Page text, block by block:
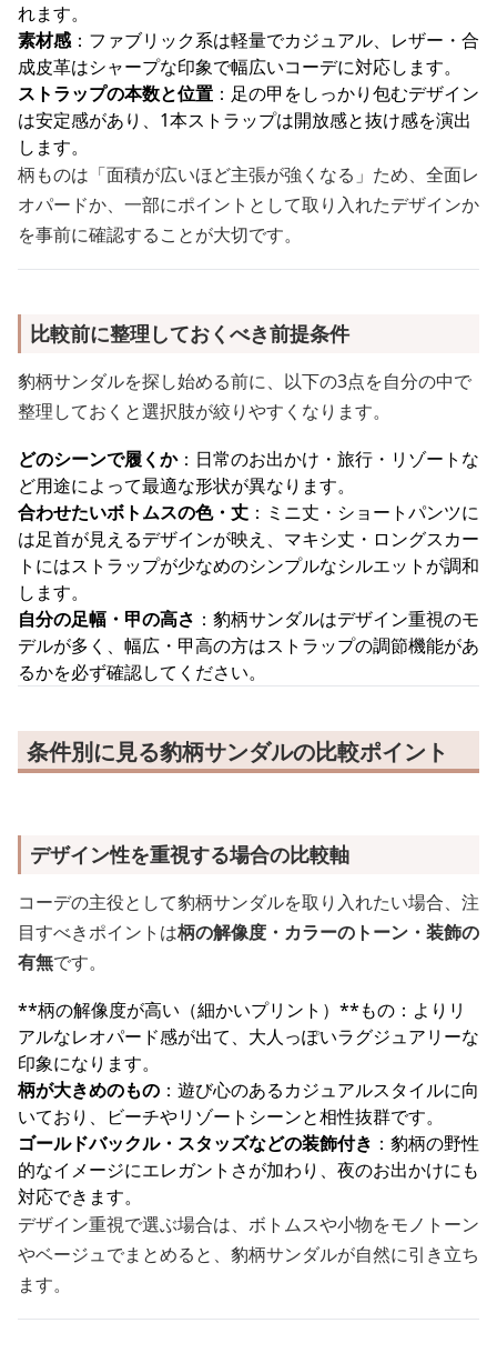
れます。
素材感：ファブリック系は軽量でカジュアル、レザー・合
成皮革はシャープな印象で幅広いコーデに対応します。
ストラップの本数と位置 ：足の甲をしっかり包むデザイン
は安定感があり、1本ストラップは開放感と抜け感を演出
します。
柄ものは「面積が広いほど主張が強くなる」ため、全面レ
オパードか、一部にポイントとして取り入れたデザインか
を事前に確認することが大切です。
比較前に整理しておくべき前提条件
豹柄サンダルを探し始める前に、以下の3点を自分の中で
整理しておくと選択肢が絞りやすくなります。
どのシーンで履くか：日常のお出かけ・旅行・リゾートな
ど用途によって最適な形状が異なります。
合わせたいボトムスの色・丈 ：ミニ丈・ショートパンツに
は足首が見えるデザインが映え、マキシ丈・ロングスカー
トにはストラップが少なめのシンプルなシルエットが調和
します。
自分の足幅・甲の高さ ：豹柄サンダルはデザイン重視のモ
デルが多く、幅広・甲高の方はストラップの調節機能があ
るかを必ず確認してください。
条件別に見る豹柄サンダルの比較ポイント
デザイン性を重視する場合の比較軸
コーデの主役として豹柄サンダルを取り入れたい場合、注
目すべきポイントは柄の解像度・カラーのトーン・装飾の
有無です。
**柄の解像度が高い（細かいプリント）**もの：よりリ
アルなレオパード感が出て、大人っぽいラグジュアリーな
印象になります。
柄が大きめのもの ：遊び心のあるカジュアルスタイルに向
いており、ビーチやリゾートシーンと相性抜群です。
ゴールドバックル・スタッズなどの装飾付き ：豹柄の野性
的なイメージにエレガントさが加わり、夜のお出かけにも
対応できます。
デザイン重視で選ぶ場合は、ボトムスや小物をモノトーン
やベージュでまとめると、豹柄サンダルが自然に引き立ち
ます。